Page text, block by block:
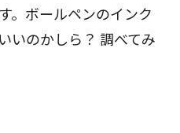
。ボールペンのインク
いのかしら？ 調べてみ